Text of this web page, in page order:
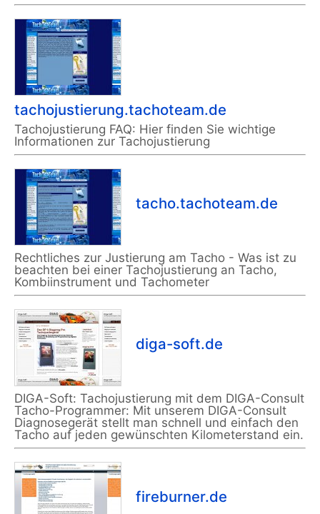
tachojustierung.tachoteam.de
Tachojustierung FAQ: Hier finden Sie wichtige
Informationen zur Tachojustierung
tacho.tachoteam.de
Rechtliches zur Justierung am Tacho - Was ist zu
beachten bei einer Tachojustierung an Tacho,
Kombiinstrument und Tachometer
diga-soft.de
DIGA-Soft: Tachojustierung mit dem DIGA-Consult
Tacho-Programmer: Mit unserem DIGA-Consult
Diagnosegerät stellt man schnell und einfach den
Tacho auf jeden gewünschten Kilometerstand ein.
fireburner.de